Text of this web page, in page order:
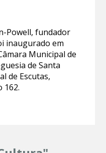
Powell, fundador
inaugurado em
Municipal de
de Santa
de Escutas,
162.